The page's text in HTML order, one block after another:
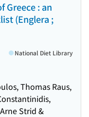
Greece : an
(Englera ;
Thomas Raus,
Strid &
National Diet Library